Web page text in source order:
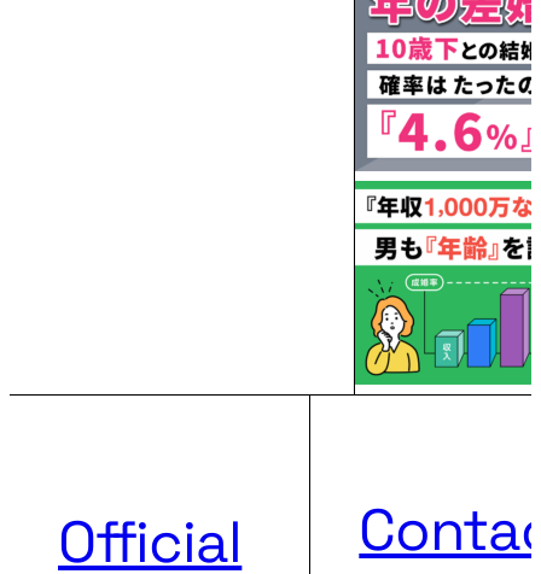
Official